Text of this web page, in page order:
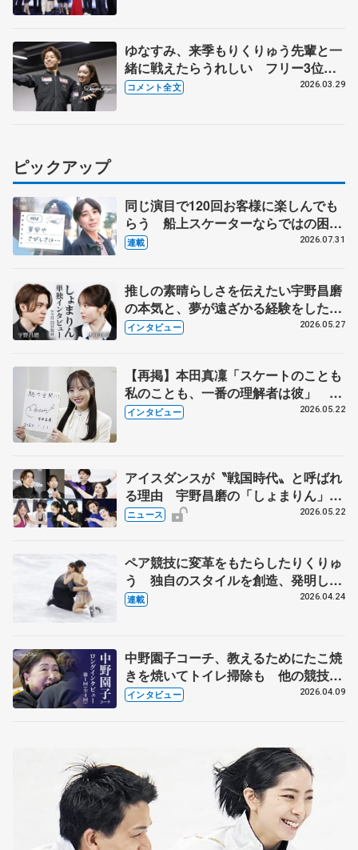
ゆなすみ、来季もりくりゅう先輩と一
緒に戦えたらうれしい フリー3位の
メダルをハゼボロと同じ台でもらえて
コメント全文 2026.03.29
ピックアップ
同じ演目で120回お客様に楽しんでも
らう 船上スケーターならではの困難
とは 影響あったPIW前キャプテン松
連載 2026.07.31
推しの素晴らしさを伝えたい宇野昌磨
の本気と、夢が遠ざかる経験をした本
田真凜の覚悟
インタビュー 2026.05.27
【再掲】本田真凜「スケートのことも
私のことも、一番の理解者は彼」 引
退時の単独インタビューで語った競技
インタビュー 2026.05.22
アイスダンスが〝戦国時代〟と呼ばれ
る理由 宇野昌磨の「しょまりん」ら
実力者が相次いで参戦 国内の競争激
ニュース 2026.05.22
ペア競技に変革をもたらしたりくりゅ
う 独自のスタイルを創造、発明した
【引退発表後②】
連載 2026.04.24
中野園子コーチ、教えるためにたこ焼
きを焼いてトイレ掃除も 他の競技に
も通用するという坂本花織の筋肉
インタビュー 2026.04.09